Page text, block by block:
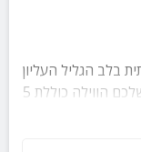
בלב הגליל העליון
עם בריכה פרטית גדולה שהיא כולה שלכם הווילה כוללת 5
מפנקת עם ג'קוזי